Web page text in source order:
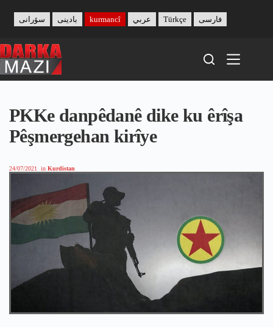
content
بادینی سۆرانی kurmancî عربي Türkçe فارسی
PKKe danpêdanê dike ku êrîşa
Pêşmergehan kirîye
24/07/2021 in Kurdistan